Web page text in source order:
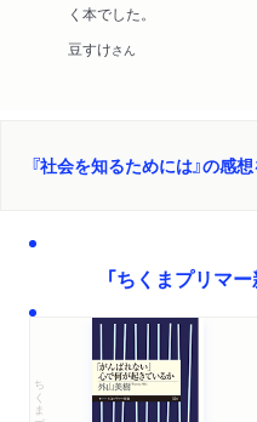
く本でした。
豆すけさん
『社会を知るためには』の感
「ちくまプリマ